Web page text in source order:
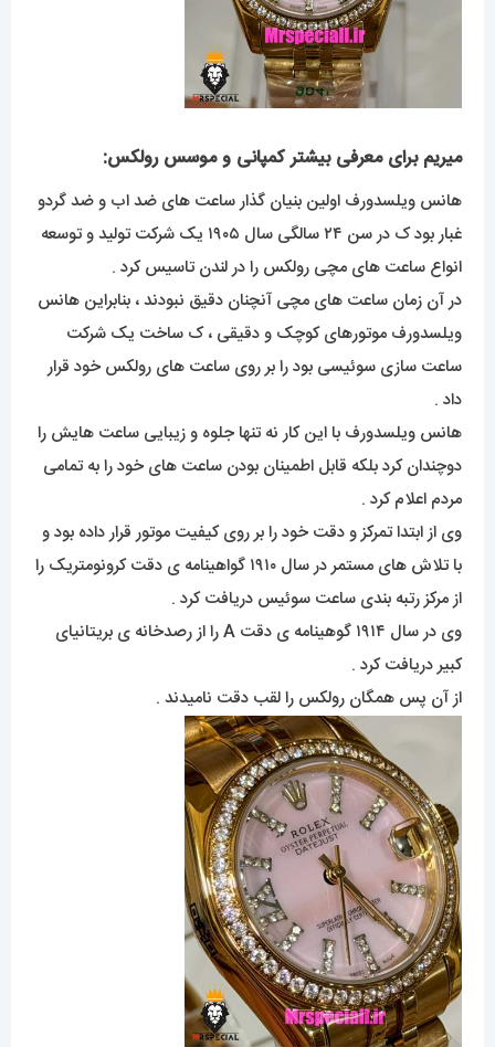
میریم برای معرفی بیشتر کمپانی و موسس رولکس:
هانس ویلسدورف اولین بنیان گذار ساعت های ضد اب و ضد گردو
غبار بود ک در سن ۲۴ سالگی سال ۱۹۰۵ یک شرکت تولید و توسعه
انواع ساعت های مچی رولکس را در لندن تاسیس کرد .
در آن زمان ساعت های مچی آنچنان دقیق نبودند ، بنابراین هانس
ویلسدورف موتورهای کوچک و دقیقی ، ک ساخت یک شرکت
ساعت سازی سوئیسی بود را بر روی ساعت های رولکس خود قرار
داد .
هانس ویلسدورف با این کار نه تنها جلوه و زیبایی ساعت هایش را
دوچندان کرد بلکه قابل اطمینان بودن ساعت های خود را به تمامی
مردم اعلام کرد .
وی از ابتدا تمرکز و دقت خود را بر روی کیفیت موتور قرار داده بود و
با تلاش های مستمر در سال ۱۹۱۰ گواهینامه ی دقت کرونومتریک را
از مرکز رتبه بندی ساعت سوئیس دریافت کرد .
وی در سال ۱۹۱۴ گوهینامه ی دقت A را از رصدخانه ی بریتانیای
کبیر دریافت کرد .
از آن پس همگان رولکس را لقب دقت نامیدند .